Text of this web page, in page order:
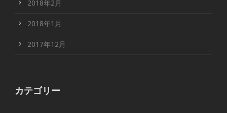
2018年2月
2018年1月
2017年12月
カテゴリー